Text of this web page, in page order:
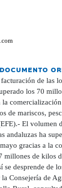
de las
los 70
la
de mariscos,
El volumen
andaluzas ha
gracias a la
millones de kilos
se desprende de
Consejería de